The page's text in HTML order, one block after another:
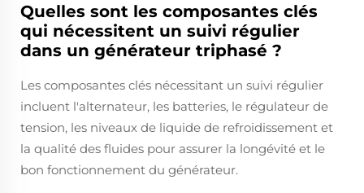
Quelles sont les composantes clés
qui nécessitent un suivi régulier
dans un générateur triphasé ?
Les composantes clés nécessitant un suivi régulier
incluent l'alternateur, les batteries, le régulateur de
tension, les niveaux de liquide de refroidissement et
la qualité des fluides pour assurer la longévité et le
bon fonctionnement du générateur.